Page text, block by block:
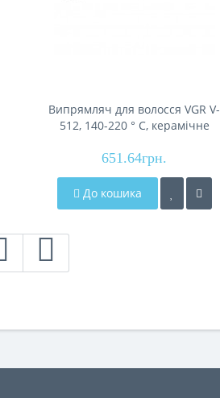
Випрямляч для волосся VGR V-
512, 140-220 ° C, керамічне
display
651.64грн.
До кошика